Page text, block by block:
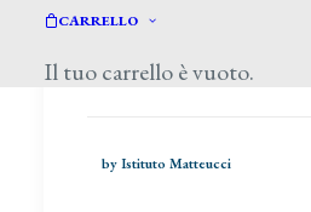
CARRELLO
Il tuo carrello è vuoto.
LEGGERE DI PIÙ
by Istituto Matteucci